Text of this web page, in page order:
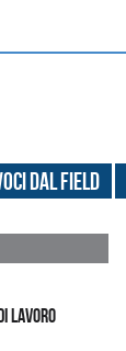
dal field
lavoro